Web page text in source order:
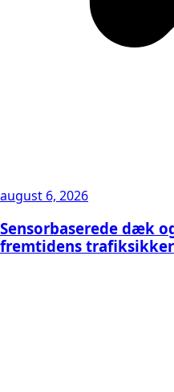
august 6, 2026
Sensorbaserede dæk
fremtidens